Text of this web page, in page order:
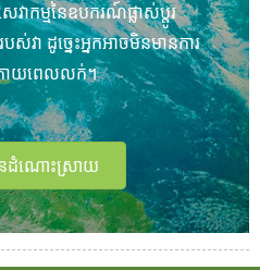
ាកម្មនៃឧបករណ៍ផ្លាស់ប្តូរ
ា ដូច្នេះអ្នកអាចមិនមានការ
ោយពេលលក់។
ដំណោះស្រាយ